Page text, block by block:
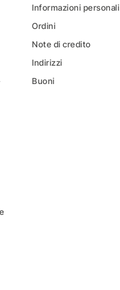
Informazioni personali
Ordini
Note di credito
Indirizzi
Buoni